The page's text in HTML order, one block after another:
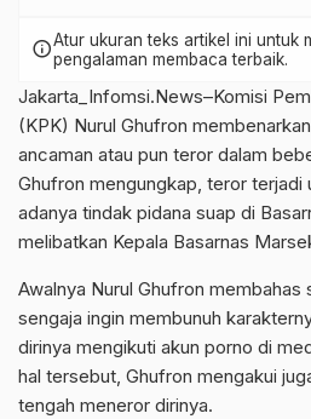
infoAtur ukuran teks artikel ini untuk
pengalaman membaca terbaik.
Jakarta_Infomsi.News–Komisi
(KPK) Nurul Ghufron
ancaman atau pun teror dalam
Ghufron mengungkap, teror terjadi
adanya tindak pidana suap di
melibatkan Kepala Basarnas
Awalnya Nurul Ghufron membahas
sengaja ingin membunuh
dirinya mengikuti akun porno di
hal tersebut, Ghufron mengakui
tengah meneror dirinya.